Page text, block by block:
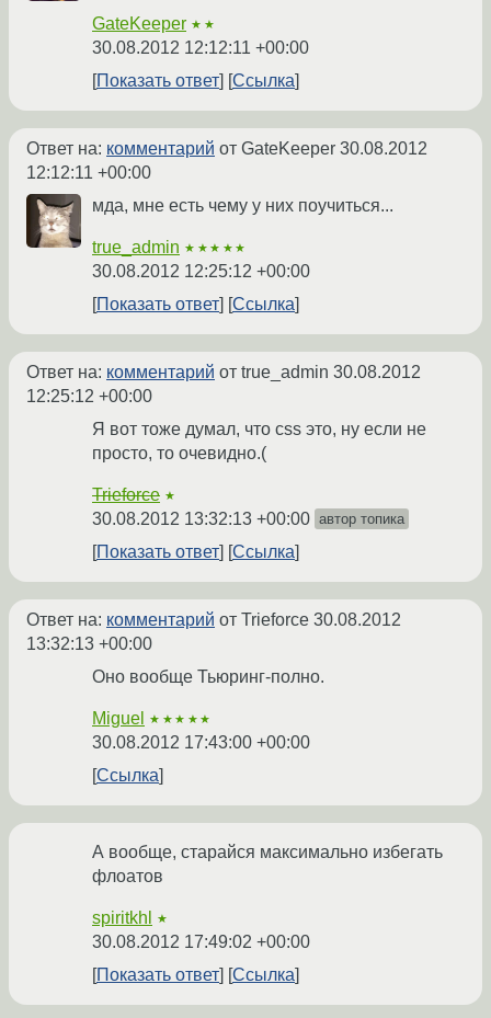
GateKeeper ★★
30.08.2012 12:12:11 +00:00
Показать ответ
Ссылка
Ответ на: комментарий от GateKeeper 30.08.2012
12:12:11 +00:00
мда, мне есть чему у них поучиться...
true_admin ★★★★★
30.08.2012 12:25:12 +00:00
Показать ответ
Ссылка
Ответ на: комментарий от true_admin 30.08.2012
12:25:12 +00:00
Я вот тоже думал, что css это, ну если не
просто, то очевидно.(
Trieforce ★
30.08.2012 13:32:13 +00:00 автор топика
Показать ответ Ссылка
Ответ на: комментарий от Trieforce 30.08.2012
13:32:13 +00:00
Оно вообще Тьюринг-полно.
Miguel ★★★★★
30.08.2012 17:43:00 +00:00
Ссылка
А вообще, старайся максимально избегать
флоатов
spiritkhl ★
30.08.2012 17:49:02 +00:00
Показать ответ
Ссылка